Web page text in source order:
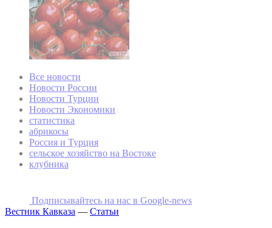
Все новости
Новости России
Новости Турции
Новости Экономики
статистика
абрикосы
Россия и Турция
сельское хозяйство на Востоке
клубника
Подписывайтесь на наc в Google-news
Вестник Кавказа — Статьи